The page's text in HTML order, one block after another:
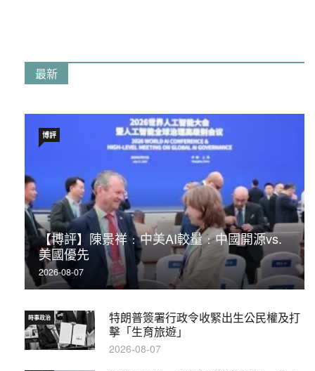
最新
【博評】陳景祥﹕中美AI較量﹕中國開源vs.
美國優先
2026-08-07
博評
特朗普簽署行政令收緊出生公民權及打
擊「生育旅遊」
時事政治
2026-08-07